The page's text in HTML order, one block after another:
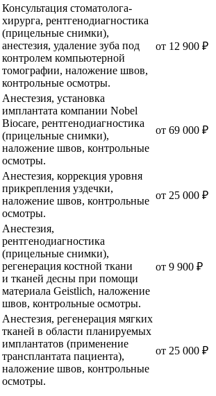
Консультация стоматолога-
хирурга, рентгенодиагностика
(прицельные снимки),
анестезия, удаление зуба под
контролем компьютерной
томографии, наложение швов,
контрольные осмотры.
от 12 900 ₽
Анестезия, установка
имплантата компании Nobel
Biocare, рентгенодиагностика
(прицельные снимки),
наложение швов, контрольные
осмотры.
от 69 000 ₽
Анестезия, коррекция уровня
прикрепления уздечки,
наложение швов, контрольные
осмотры.
от 25 000 ₽
Анестезия,
рентгенодиагностика
(прицельные снимки),
регенерация костной ткани
и тканей десны при помощи
материала Geistlich, наложение
швов, контрольные осмотры.
от 9 900 ₽
Анестезия, регенерация мягких
тканей в области планируемых
имплантатов (применение
трансплантата пациента),
наложение швов, контрольные
осмотры.
от 25 000 ₽